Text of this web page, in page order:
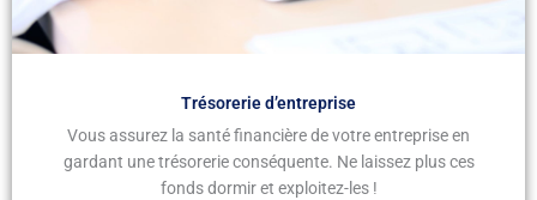
Trésorerie d’entreprise
Vous assurez la santé financière de votre entreprise en
gardant une trésorerie conséquente. Ne laissez plus ces
fonds dormir et exploitez-les !